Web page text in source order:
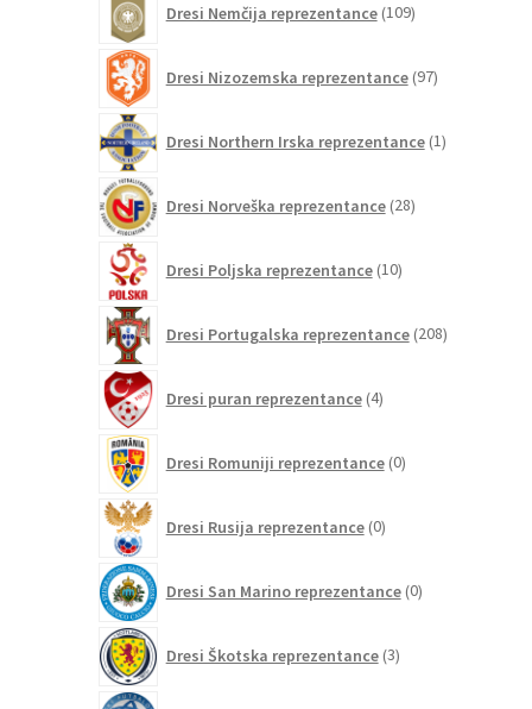
Dresi Nemčija reprezentance 109izdelkov
Dresi Nizozemska reprezentance 97izdelkov
Dresi Northern Irska reprezentance 1izdelek
Dresi Norveška reprezentance 28izdelkov
Dresi Poljska reprezentance 10izdelkov
Dresi Portugalska reprezentance 208izdelkov
Dresi puran reprezentance 4izdelki
Dresi Romuniji reprezentance 0izdelkov
Dresi Rusija reprezentance 0izdelkov
Dresi San Marino reprezentance 0izdelkov
Dresi Škotska reprezentance 3izdelki